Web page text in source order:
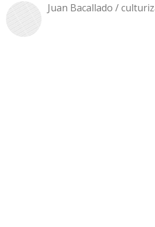
Juan Bacallado /